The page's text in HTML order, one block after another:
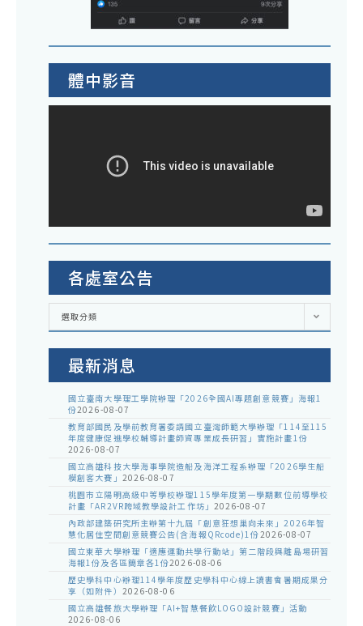
體中影音
各處室公告
各
室
選取分類
最新消息
國立臺南大學理工學院辦理「2026全國AI專題創意競賽」海報1
份2026-08-07
教育部國民及學前教育署委請國立臺灣師範大學辦理「114至115
年度健康促進學校輔導計畫師資專業成長研習」實施計畫1份
2026-08-07
國立高雄科技大學海事學院造船及海洋工程系辦理「2026學生船
模創客大賽」 2026-08-07
桃園市立陽明高級中等學校辦理115學年度第一學期數位前導學校
計畫「AR2VR跨域教學設計工作坊」 2026-08-07
內政部建築研究所主辦第十九屆「創意狂想巢向未來」2026年智
慧化居住空間創意競賽公告(含海報QRcode)1份2026-08-07
國立東華大學辦理「適應運動共學行動站」第二階段與離島場研習
海報1份及各區簡章各1份2026-08-06
歷史學科中心辦理114學年度歷史學科中心線上讀書會暑期成果分
享（如附件） 2026-08-06
國立高雄餐旅大學辦理「AI+智慧餐飲LOGO設計競賽」活動
2026-08-06